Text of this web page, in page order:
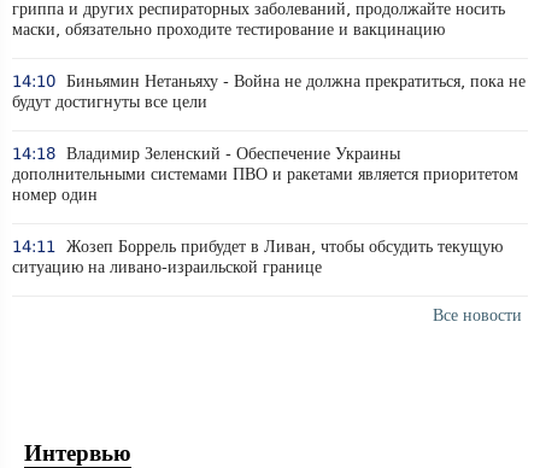
гриппа и других респираторных заболеваний, продолжайте носить
маски, обязательно проходите тестирование и вакцинацию
14:10 Биньямин Нетаньяху - Война не должна прекратиться, пока не
будут достигнуты все цели
14:18 Владимир Зеленский - Обеспечение Украины
дополнительными системами ПВО и ракетами является приоритетом
номер один
14:11
Жозеп Боррель прибудет в Ливан, чтобы обсудить текущую
ситуацию на ливано-израильской границе
Все новости
Интервью